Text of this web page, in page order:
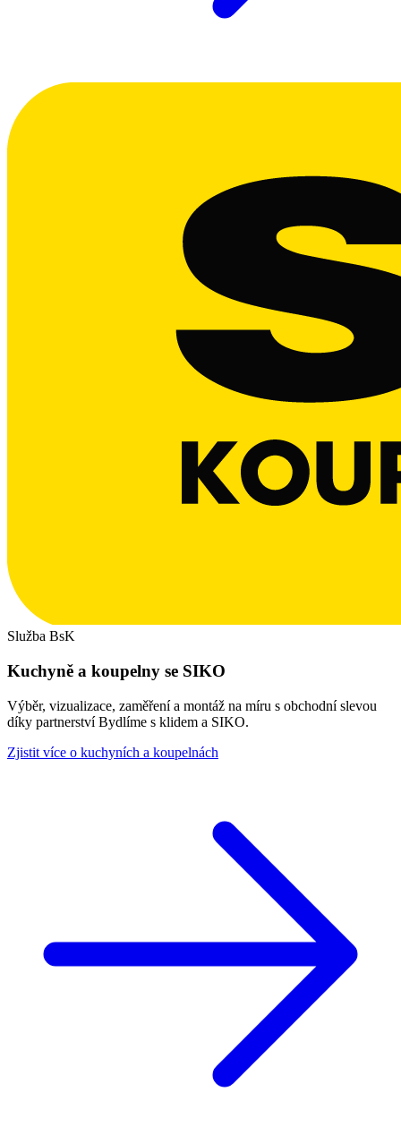
Služba BsK
Kuchyně a koupelny se SIKO
Výběr, vizualizace, zaměření a montáž na míru s obchodní slevou
díky partnerství Bydlíme s klidem a SIKO.
Zjistit více o kuchyních a koupelnách